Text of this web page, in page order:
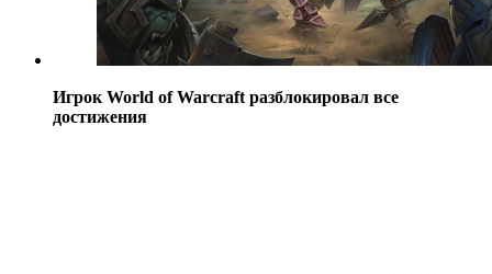
Игрок World of Warcraft разблокировал все
достижения